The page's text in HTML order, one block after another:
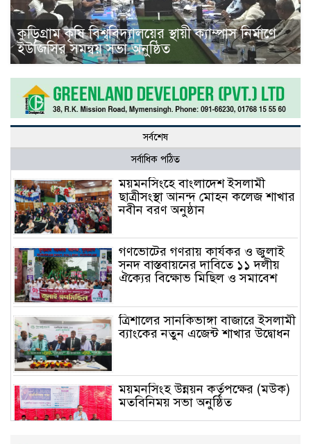
কুড়িগ্রাম কৃষি বিশ্ববিদ্যালয়ের স্থায়ী ক্যাম্পাস নির্মাণে
ইউজিসির সমন্বয় সভা অনুষ্ঠিত
সর্বশেষ
সর্বাধিক পঠিত
ময়মনসিংহে বাংলাদেশ ইসলামী
ছাত্রীসংস্থা আনন্দ মোহন কলেজ শাখার
নবীন বরণ অনুষ্ঠান
গণভোটের গণরায় কার্যকর ও জুলাই
সনদ বাস্তবায়নের দাবিতে ১১ দলীয়
ঐক্যের বিক্ষোভ মিছিল ও সমাবেশ
ত্রিশালের সানকিভাঙ্গা বাজারে ইসলামী
ব্যাংকের নতুন এজেন্ট শাখার উদ্বোধন
ময়মনসিংহ উন্নয়ন কর্তৃপক্ষের (মউক)
মতবিনিময় সভা অনুষ্ঠিত